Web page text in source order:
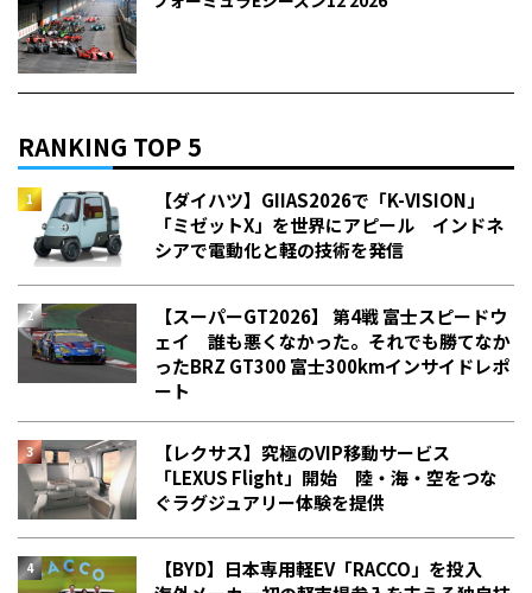
RANKING TOP 5
【ダイハツ】GIIAS2026で「K-VISION」
「ミゼットX」を世界にアピール インドネ
シアで電動化と軽の技術を発信
【スーパーGT2026】 第4戦 富士スピードウ
ェイ 誰も悪くなかった。それでも勝てなか
った――BRZ GT300 富士300kmインサイドレポ
ート
【レクサス】究極のVIP移動サービス
「LEXUS Flight」開始 陸・海・空をつな
ぐラグジュアリー体験を提供
【BYD】日本専用軽EV「RACCO」を投入